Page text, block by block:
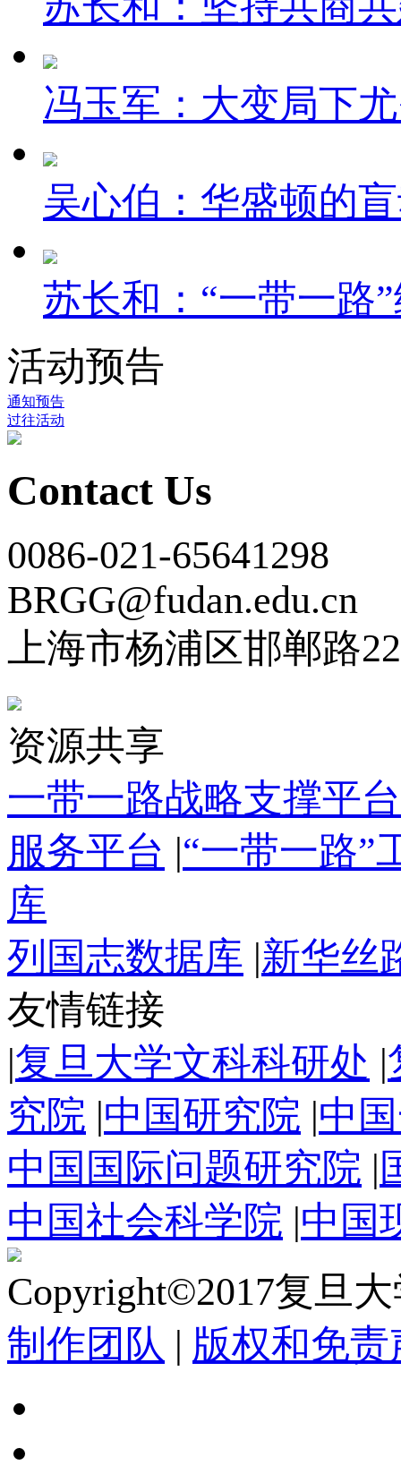
冯玉军：大变局下
吴心伯：华盛顿的
苏长和：“一带一路
活动预告
通知预告
过往活动
Contact Us
0086-021-65641298
BRGG@fudan.edu.cn
上海市杨浦区邯郸路
资源共享
一带一路战略支撑平台
服务平台 |“一带一路”
库
列国志数据库 |新华丝
友情链接
|复旦大学文科科研处 |
究院 |中国研究院 |中
中国国际问题研究院 |
中国社会科学院 |中国
Copyright©2017复旦
制作团队 | 版权和免责